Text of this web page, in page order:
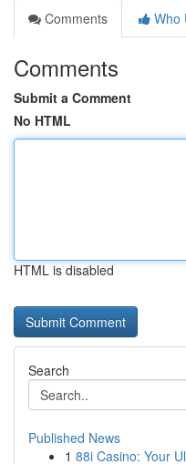
Comments
Who
Comments
Submit a Comment
No HTML
HTML is disabled
Search
Published News
1 88i Casino: Your